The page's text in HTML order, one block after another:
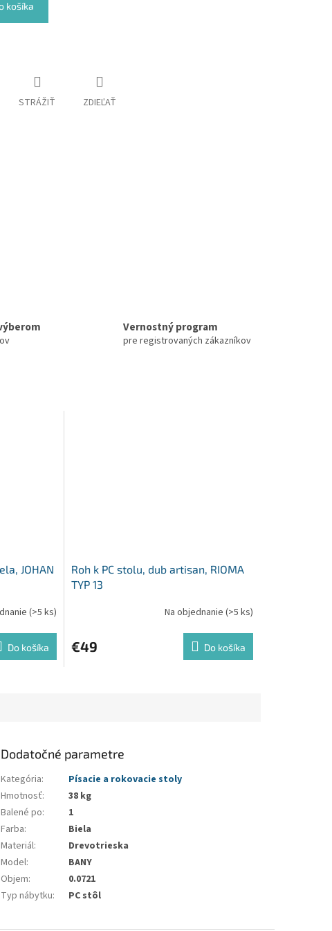
košíka
STRÁŽIŤ ZDIEĽAŤ
Vernostný program
pre registrovaných zákazníkov
JOHAN
(>5 ks)
Do košíka
Roh k PC stolu, dub artisan, RIOMA
TYP 13
Na objednanie (>5 ks)
€49 Do košíka
Dodatočné parametre
Kategória:
Písacie a rokovacie stoly
Hmotnosť:
38 kg
Balené po:
1
Farba:
Biela
Materiál:
Drevotrieska
Model:
BANY
Objem:
0.0721
Typ nábytku: PC stôl